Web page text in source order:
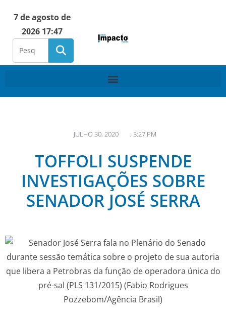
7 de agosto de
2026 17:47
JULHO 30, 2020 , 3:27 PM
TOFFOLI SUSPENDE
INVESTIGAÇÕES SOBRE
SENADOR JOSÉ SERRA